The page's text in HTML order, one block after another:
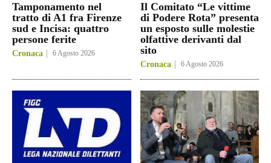
Tamponamento nel
tratto di A1 fra Firenze
sud e Incisa: quattro
persone ferite
Cronaca 6 Agosto 2026
Il Comitato “Le vittime
di Podere Rota” presenta
un esposto sulle molestie
olfattive derivanti dal
sito
Cronaca 6 Agosto 2026